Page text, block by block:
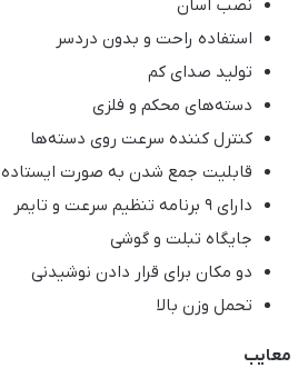
نصب آسان
استفاده راحت و بدون دردسر
تولید صدای کم
دسته‌های محکم و فلزی
کنترل کننده سرعت روی دسته‌ها
قابلیت جمع شدن به صورت ایستاده
دارای 9 برنامه تنظیم سرعت و تایمر
جایگاه تبلت و گوشی
دو مکان برای قرار دادن نوشیدنی
تحمل وزن بالا
معایب